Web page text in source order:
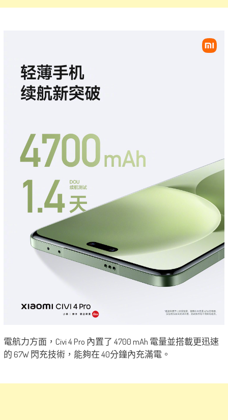
電航力方面，Civi 4 Pro 內置了 4700 mAh 電量並搭載更迅速
的 67W 閃充技術，能夠在 40分鐘內充滿電。